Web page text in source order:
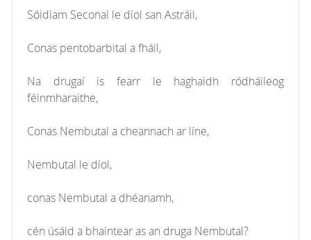
Sóidiam Seconal le díol san Astráil,
Conas pentobarbital a fháil,
Na drugaí is fearr le haghaidh ródháileog
féinmharaithe,
Conas Nembutal a cheannach ar líne,
Nembutal le díol,
conas Nembutal a dhéanamh,
cén úsáid a bhaintear as an druga Nembutal?